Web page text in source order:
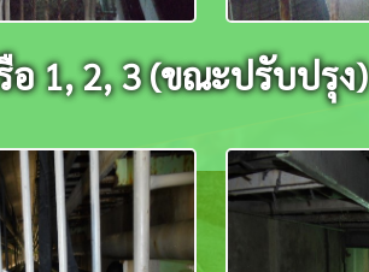
อ 1, 2, 3 (ขณะปรับปรุง)